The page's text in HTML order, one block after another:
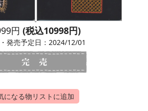
円 (税込10998円)
発売予定日：2024/12/01
になる物リストに追加